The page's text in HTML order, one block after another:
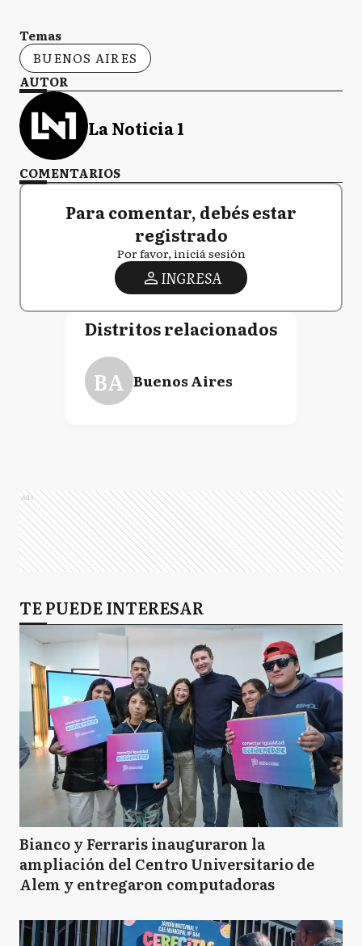
Temas
BUENOS AIRES
AUTOR
La Noticia 1
COMENTARIOS
Para comentar, debés estar
registrado
Por favor, iniciá sesión
INGRESA
Distritos relacionados
BA Buenos Aires
Ads
TE PUEDE INTERESAR
Bianco y Ferraris inauguraron la
ampliación del Centro Universitario de
Alem y entregaron computadoras